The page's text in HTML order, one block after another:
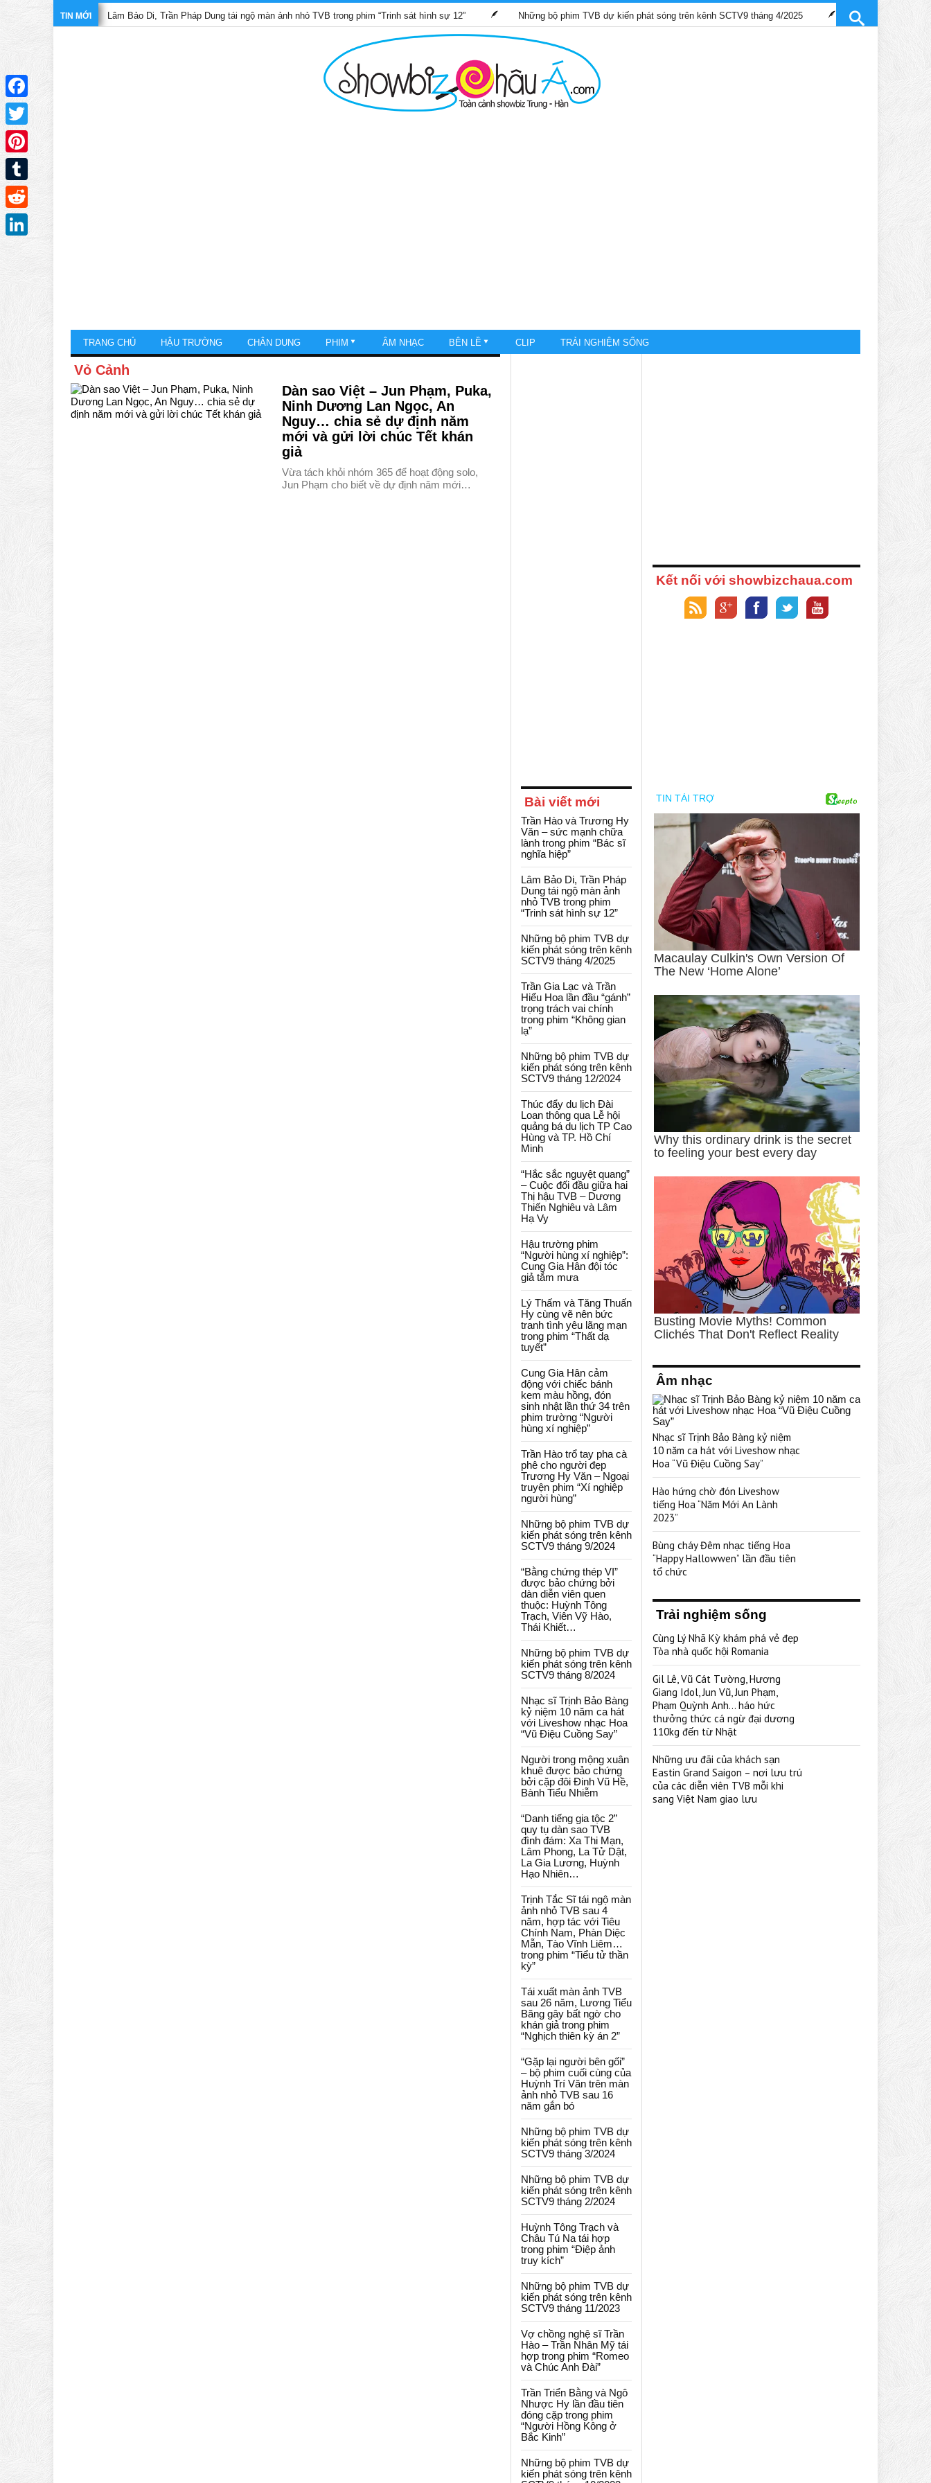
TIN MỚI
Lâm Bảo Di, Trần Pháp Dung tái ngộ màn ảnh nhỏ TVB trong phim “Trinh sát hình sự 12” Những bộ phim TVB dự kiến phát sóng trên kênh SCTV9 tháng 4/2025 Trần Gia Lạc và Trần Hiểu
TRANG CHỦ HẬU TRƯỜNG CHÂN DUNG PHIM ÂM NHẠC BÊN LỀ CLIP TRẢI NGHIỆM SỐNG
Vỏ Cảnh
Dàn sao Việt – Jun Phạm, Puka,
Ninh Dương Lan Ngọc, An
Nguy… chia sẻ dự định năm
mới và gửi lời chúc Tết khán
giả
Vừa tách khỏi nhóm 365 để hoạt động solo,
Jun Phạm cho biết về dự định năm mới…
Bài viết mới
Trần Hào và Trương Hy
Văn – sức mạnh chữa
lành trong phim “Bác sĩ
nghĩa hiệp”
Lâm Bảo Di, Trần Pháp
Dung tái ngộ màn ảnh
nhỏ TVB trong phim
“Trinh sát hình sự 12”
Những bộ phim TVB dự
kiến phát sóng trên kênh
SCTV9 tháng 4/2025
Trần Gia Lạc và Trần
Hiểu Hoa lần đầu “gánh”
trọng trách vai chính
trong phim “Không gian
lạ”
Những bộ phim TVB dự
kiến phát sóng trên kênh
SCTV9 tháng 12/2024
Thúc đẩy du lịch Đài
Loan thông qua Lễ hội
quảng bá du lịch TP Cao
Hùng và TP. Hồ Chí
Minh
“Hắc sắc nguyệt quang”
– Cuộc đối đầu giữa hai
Thị hậu TVB – Dương
Thiến Nghiêu và Lâm
Hạ Vy
Hậu trường phim
“Người hùng xí nghiệp”:
Cung Gia Hân đội tóc
giả tắm mưa
Lý Thấm và Tăng Thuấn
Hy cùng vẽ nên bức
tranh tình yêu lãng mạn
trong phim “Thất dạ
tuyết”
Cung Gia Hân cảm
động với chiếc bánh
kem màu hồng, đón
sinh nhật lần thứ 34 trên
phim trường “Người
hùng xí nghiệp”
Trần Hào trổ tay pha cà
phê cho người đẹp
Trương Hy Văn – Ngoại
truyện phim “Xí nghiệp
người hùng”
Những bộ phim TVB dự
kiến phát sóng trên kênh
SCTV9 tháng 9/2024
“Bằng chứng thép VI”
được bảo chứng bởi
dàn diễn viên quen
thuộc: Huỳnh Tông
Trạch, Viên Vỹ Hào,
Thái Khiết…
Những bộ phim TVB dự
kiến phát sóng trên kênh
SCTV9 tháng 8/2024
Nhạc sĩ Trịnh Bảo Bàng
kỷ niệm 10 năm ca hát
với Liveshow nhạc Hoa
“Vũ Điệu Cuồng Say”
Người trong mộng xuân
khuê được bảo chứng
bởi cặp đôi Đinh Vũ Hề,
Bành Tiểu Nhiễm
“Danh tiếng gia tộc 2”
quy tụ dàn sao TVB
đình đám: Xa Thi Mạn,
Lâm Phong, La Tử Dật,
La Gia Lương, Huỳnh
Hạo Nhiên…
Trịnh Tắc Sĩ tái ngộ màn
ảnh nhỏ TVB sau 4
năm, hợp tác với Tiêu
Chính Nam, Phàn Diệc
Mẫn, Tào Vĩnh Liêm…
trong phim “Tiểu tử thần
kỳ”
Tái xuất màn ảnh TVB
sau 26 năm, Lương Tiểu
Băng gây bất ngờ cho
khán giả trong phim
“Nghịch thiên kỳ án 2”
“Gặp lại người bên gối”
– bộ phim cuối cùng của
Huỳnh Trí Văn trên màn
ảnh nhỏ TVB sau 16
năm gắn bó
Những bộ phim TVB dự
kiến phát sóng trên kênh
SCTV9 tháng 3/2024
Những bộ phim TVB dự
kiến phát sóng trên kênh
SCTV9 tháng 2/2024
Huỳnh Tông Trạch và
Châu Tú Na tái hợp
trong phim “Điệp ảnh
truy kích”
Những bộ phim TVB dự
kiến phát sóng trên kênh
SCTV9 tháng 11/2023
Vợ chồng nghệ sĩ Trần
Hào – Trần Nhân Mỹ tái
hợp trong phim “Romeo
và Chúc Anh Đài”
Trần Triển Bằng và Ngô
Nhược Hy lần đầu tiên
đóng cặp trong phim
“Người Hồng Kông ở
Bắc Kinh”
Những bộ phim TVB dự
kiến phát sóng trên kênh
Kết nối với showbizchaua.com
Âm nhạc
Nhạc sĩ Trịnh Bảo Bàng kỷ niệm
10 năm ca hát với Liveshow nhạc
Hoa “Vũ Điệu Cuồng Say”
Hào hứng chờ đón Liveshow
tiếng Hoa “Năm Mới An Lành
2023”
Bùng cháy Đêm nhạc tiếng Hoa
“Happy Hallowwen” lần đầu tiên
tổ chức
Trải nghiệm sống
Cùng Lý Nhã Kỳ khám phá vẻ đẹp
Tòa nhà quốc hội Romania
Gil Lê, Vũ Cát Tường, Hương
Giang Idol, Jun Vũ, Jun Phạm,
Phạm Quỳnh Anh… háo hức
thưởng thức cá ngừ đại dương
110kg đến từ Nhật
Những ưu đãi của khách sạn
Eastin Grand Saigon – nơi lưu trú
của các diễn viên TVB mỗi khi
sang Việt Nam giao lưu
Facebook
Twitter
Pinterest
Tumblr
Reddit